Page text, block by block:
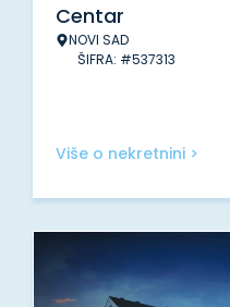
Centar
NOVI SAD
ŠIFRA: #537313
Više o nekretnini >